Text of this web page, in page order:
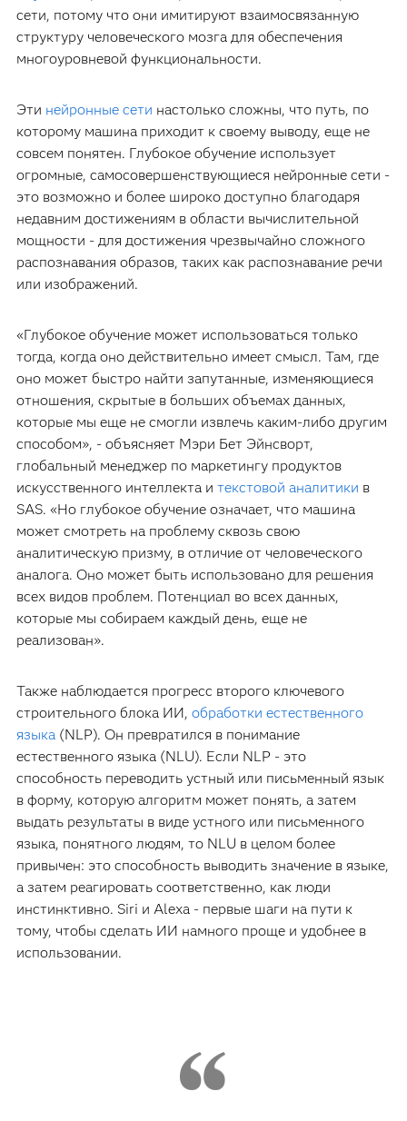
сети, потому что они имитируют взаимосвязанную
структуру человеческого мозга для обеспечения
многоуровневой функциональности.
Эти нейронные сети настолько сложны, что путь, по
которому машина приходит к своему выводу, еще не
совсем понятен. Глубокое обучение использует
огромные, самосовершенствующиеся нейронные сети -
это возможно и более широко доступно благодаря
недавним достижениям в области вычислительной
мощности - для достижения чрезвычайно сложного
распознавания образов, таких как распознавание речи
или изображений.
«Глубокое обучение может использоваться только
тогда, когда оно действительно имеет смысл. Там, где
оно может быстро найти запутанные, изменяющиеся
отношения, скрытые в больших объемах данных,
которые мы еще не смогли извлечь каким-либо другим
способом», - объясняет Мэри Бет Эйнсворт,
глобальный менеджер по маркетингу продуктов
искусственного интеллекта и текстовой аналитики в
SAS. «Но глубокое обучение означает, что машина
может смотреть на проблему сквозь свою
аналитическую призму, в отличие от человеческого
аналога. Оно может быть использовано для решения
всех видов проблем. Потенциал во всех данных,
которые мы собираем каждый день, еще не
реализован».
Также наблюдается прогресс второго ключевого
строительного блока ИИ, обработки естественного
языка (NLP). Он превратился в понимание
естественного языка (NLU). Если NLP - это
способность переводить устный или письменный язык
в форму, которую алгоритм может понять, а затем
выдать результаты в виде устного или письменного
языка, понятного людям, то NLU в целом более
привычен: это способность выводить значение в языке,
а затем реагировать соответственно, как люди
инстинктивно. Siri и Alexa - первые шаги на пути к
тому, чтобы сделать ИИ намного проще и удобнее в
использовании.